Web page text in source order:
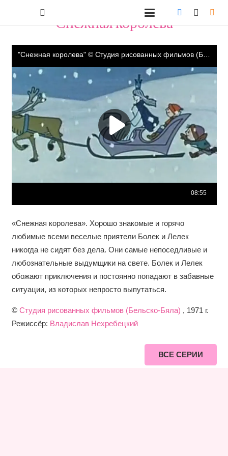
"Снежная королева"
«Снежная королева». Хорошо знакомые и горячо
любимые всеми веселые приятели Болек и Лелек
никогда не сидят без дела. Они самые непоседливые и
любознательные выдумщики на свете. Болек и Лелек
обожают приключения и постоянно попадают в забавные
ситуации, из которых непросто выпутаться.
© Студия рисованных фильмов (Бельско-Бяла) , 1971 г.
Режиссёр: Владислав Нехребецкий
ВСЕ СЕРИИ